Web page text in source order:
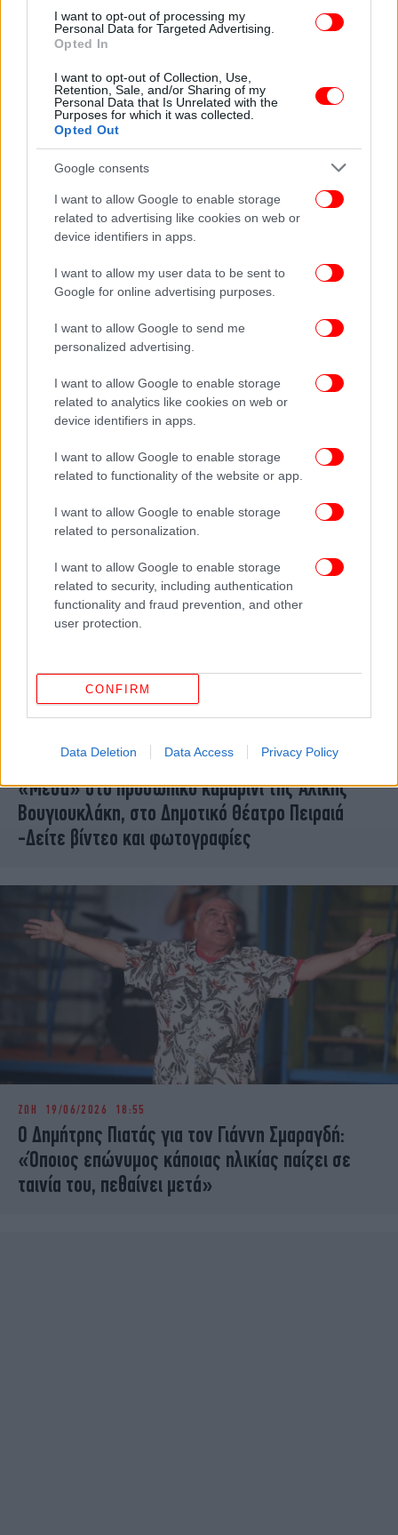
I want to opt-out of processing my
Personal Data for Targeted Advertising.
Opted In
I want to opt-out of Collection, Use,
Retention, Sale, and/or Sharing of my
Personal Data that Is Unrelated with the
Purposes for which it was collected.
Opted Out
Google consents
I want to allow Google to enable storage
related to advertising like cookies on web or
device identifiers in apps.
I want to allow my user data to be sent to
Google for online advertising purposes.
I want to allow Google to send me
personalized advertising.
I want to allow Google to enable storage
related to analytics like cookies on web or
device identifiers in apps.
I want to allow Google to enable storage
related to functionality of the website or app.
I want to allow Google to enable storage
related to personalization.
I want to allow Google to enable storage
related to security, including authentication
functionality and fraud prevention, and other
user protection.
CONFIRM
Data Deletion Data Access Privacy Policy
15/07/2026 10:50
Μάρω Κοντού: Άγνωστες ιστορίες από τη ζωή
της ντίβας του ελληνικού σινεμά -Οι
ανταγωνισμοί με Αλίκη και Ζωή, το αξέχαστο
ζευγάρι
ΠΟΛΙΤΙΚΗ 09/07/2026 09:39
με τη Βουγιουκλάκη και λέει: Έφτιαξε καινούργια
βαζάκια για να τα αφήσει [βίντεο]
04/07/2026 09:10
«Μέσα» στο προσωπικό καμαρίνι της Αλίκης
Βουγιουκλάκη, στο Δημοτικό Θέατρο Πειραιά
-Δείτε βίντεο και φωτογραφίες
ΖΩΗ 19/06/2026 18:55
Ο Δημήτρης Πιατάς για τον Γιάννη Σμαραγδή:
«Όποιος επώνυμος κάποιας ηλικίας παίζει σε
ταινία του, πεθαίνει μετά»